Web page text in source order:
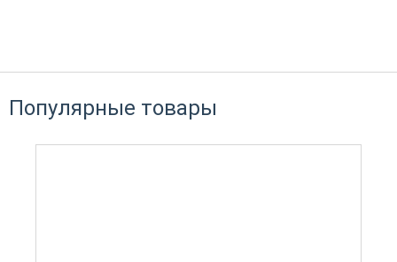
Популярные товары